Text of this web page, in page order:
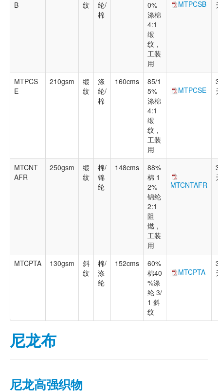
B
纹
纶/
棉
0%
涤棉
4:1
缎
纹，
工装
用
MTPCSB
MTPCS
E
210gsm
缎
纹
涤
纶/
棉
160cms
85/1
5%
涤棉
4:1
缎
纹，
工装
用
MTPCSE
MTCNT
AFR
250gsm
缎
纹
棉/
锦
纶
148cms
88%
棉 1
2%
锦纶
2:1
阻
燃，
工装
用
MTCNTAFR
MTCPTA 130gsm
斜
纹
棉/
涤
纶
152cms
60%
棉40
%涤
纶 3/
1 斜
纹
MTCPTA
尼龙布
尼龙高强织物